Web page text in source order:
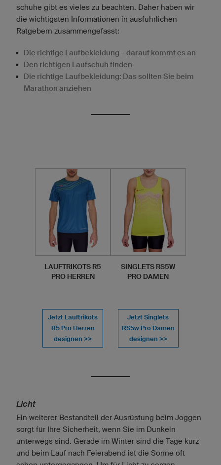
schuhe gibt es vieles zu beachten. Daher haben wir
die wichtigsten Informationen in ausführlichen
Ratgebern zusammengefasst:
Die richtige Laufbekleidung – darauf kommt es an
Den richtigen Laufschuh finden
Die richtige Laufbekleidung: Das sollten Sie beim
Marathon anziehen
LAUFTRIKOTS R5
PRO HERREN
Jetzt Lauftrikots
R5 Pro Herren
designen >>
SINGLETS RS5W
PRO DAMEN
Jetzt Singlets
RS5w Pro Damen
designen >>
Licht
Ein weiterer Bestandteil der Ausrüstung beim Joggen
sorgt für Ihre Sicherheit, wenn Sie im Dunkeln
unterwegs sind. Gerade im Winter sind die Tage kurz
und beim Lauf nach Feierabend ist die Sonne oft